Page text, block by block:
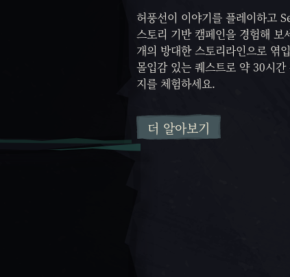
허풍선이 이야기를 플레이하고
스토리 기반 캠페인을 경험해
개의 방대한 스토리라인으로 엮
몰입감 있는 퀘스트로 약 30시
지를 체험하세요.
더 알아보기